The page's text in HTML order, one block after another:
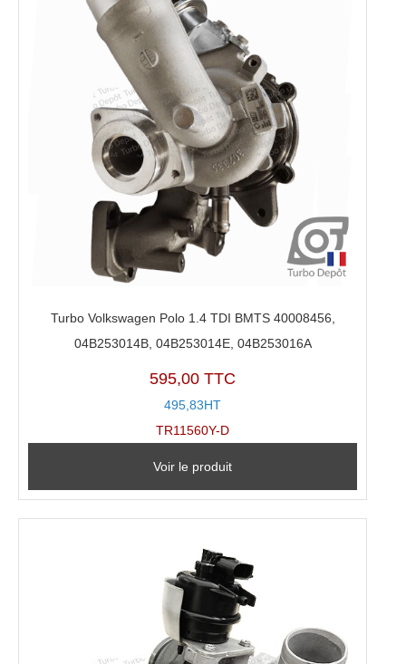
Turbo Volkswagen Polo 1.4 TDI BMTS 40008456,
04B253014B, 04B253014E, 04B253016A
595,00 TTC
495,83HT
TR11560Y-D
Voir le produit